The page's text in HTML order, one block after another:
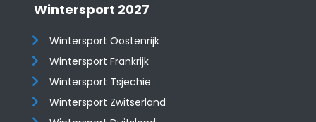
Wintersport 2027
Wintersport Oostenrijk
Wintersport Frankrijk
Wintersport Tsjechië
Wintersport Zwitserland